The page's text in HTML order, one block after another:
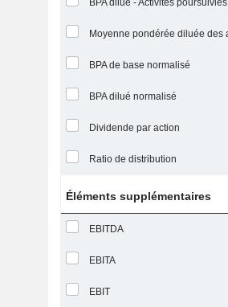
BPA dilué - Activités poursuivies
BPA de base normalisé
BPA dilué normalisé
Dividende par action
Ratio de distribution
Éléments supplémentaires
EBITDA
EBITA
EBIT